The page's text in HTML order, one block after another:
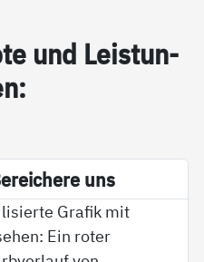
und Leis­tun­
uns